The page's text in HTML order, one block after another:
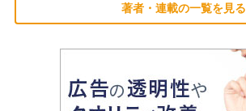
著者・連載の一覧を見る